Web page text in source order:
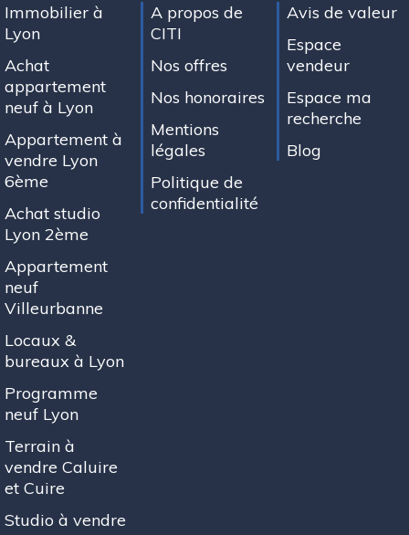
Immobilier à
Lyon
Achat
appartement
neuf à Lyon
Appartement à
vendre Lyon
6ème
Achat studio
Lyon 2ème
Appartement
neuf
Villeurbanne
Locaux &
bureaux à Lyon
Programme
neuf Lyon
Terrain à
vendre Caluire
et Cuire
Studio à vendre
A propos de
CITI
Nos offres
Nos honoraires
Mentions
légales
Politique de
confidentialité
Avis de valeur
Espace
vendeur
Espace ma
recherche
Blog